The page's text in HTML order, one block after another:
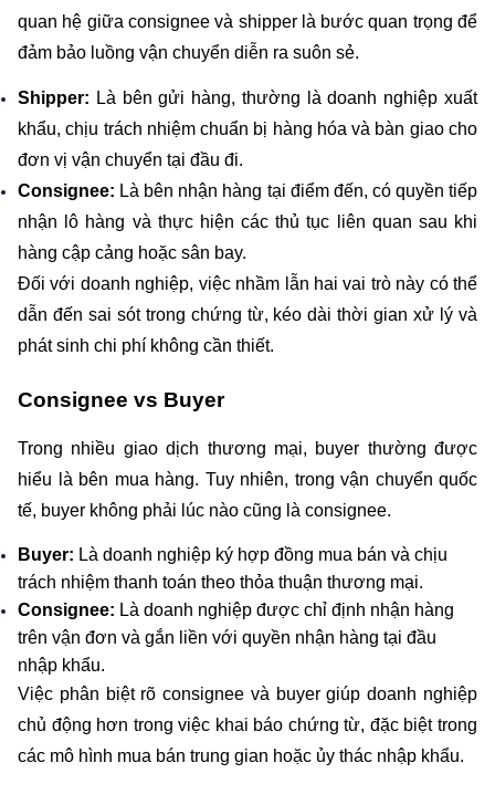
quan hệ giữa consignee và shipper là bước quan trọng để
đảm bảo luồng vận chuyển diễn ra suôn sẻ.
Shipper: Là bên gửi hàng, thường là doanh nghiệp xuất
khẩu, chịu trách nhiệm chuẩn bị hàng hóa và bàn giao cho
đơn vị vận chuyển tại đầu đi.
Consignee: Là bên nhận hàng tại điểm đến, có quyền tiếp
nhận lô hàng và thực hiện các thủ tục liên quan sau khi
hàng cập cảng hoặc sân bay.
Đối với doanh nghiệp, việc nhầm lẫn hai vai trò này có thể
dẫn đến sai sót trong chứng từ, kéo dài thời gian xử lý và
phát sinh chi phí không cần thiết.
Consignee vs Buyer
Trong nhiều giao dịch thương mại, buyer thường được
hiểu là bên mua hàng. Tuy nhiên, trong vận chuyển quốc
tế, buyer không phải lúc nào cũng là consignee.
Buyer: Là doanh nghiệp ký hợp đồng mua bán và chịu
trách nhiệm thanh toán theo thỏa thuận thương mại.
Consignee: Là doanh nghiệp được chỉ định nhận hàng
trên vận đơn và gắn liền với quyền nhận hàng tại đầu
nhập khẩu.
Việc phân biệt rõ consignee và buyer giúp doanh nghiệp
chủ động hơn trong việc khai báo chứng từ, đặc biệt trong
các mô hình mua bán trung gian hoặc ủy thác nhập khẩu.